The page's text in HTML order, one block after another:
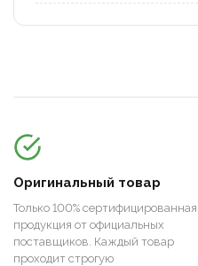
Оригинальный товар
Только 100% сертифицированная
продукция от официальных
поставщиков. Каждый товар
проходит строгую